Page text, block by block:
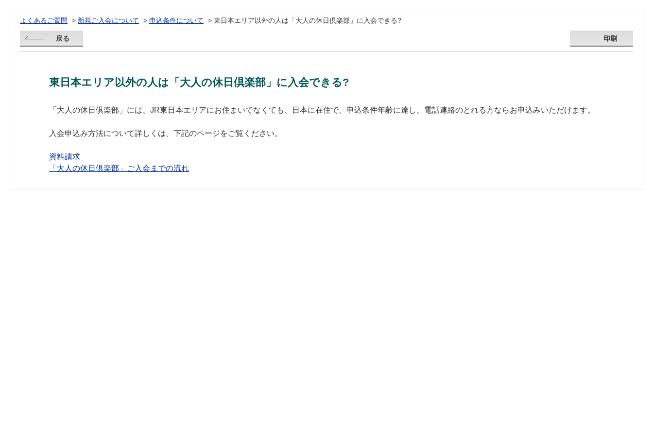
よくあるご質問 > 新規ご入会について > 申込条件について > 東日本エリア以外の人は「大人の休日倶楽部」に入会できる?
戻る 印刷
東日本エリア以外の人は「大人の休日倶楽部」に入会できる?
「大人の休日倶楽部」には、JR東日本エリアにお住まいでなくても、日本に在住で、申込条件年齢に達し、電話連絡のとれる方ならお申込みいただけます。
入会申込み方法について詳しくは、下記のページをご覧ください。
資料請求
「大人の休日倶楽部」ご入会までの流れ